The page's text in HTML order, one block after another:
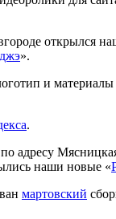
открылся
».
и материалы
.
адресу
наши новые «
мартовский